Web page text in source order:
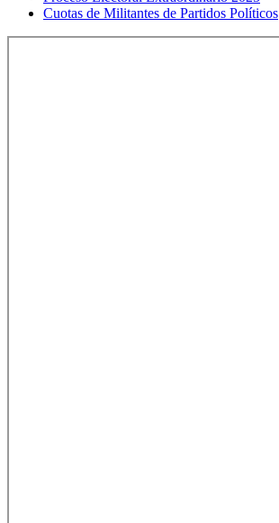
Cuotas de Militantes de Partidos Políticos